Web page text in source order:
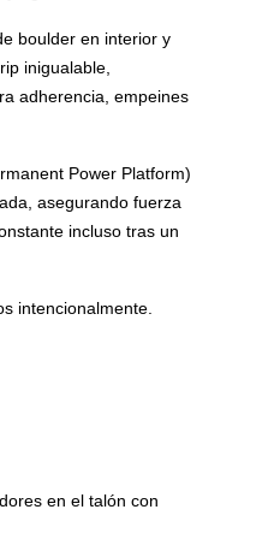
boulder en interior y
inigualable,
adherencia, empeines
Power Platform)
asegurando fuerza
incluso tras un
intencionalmente.
en el talón con